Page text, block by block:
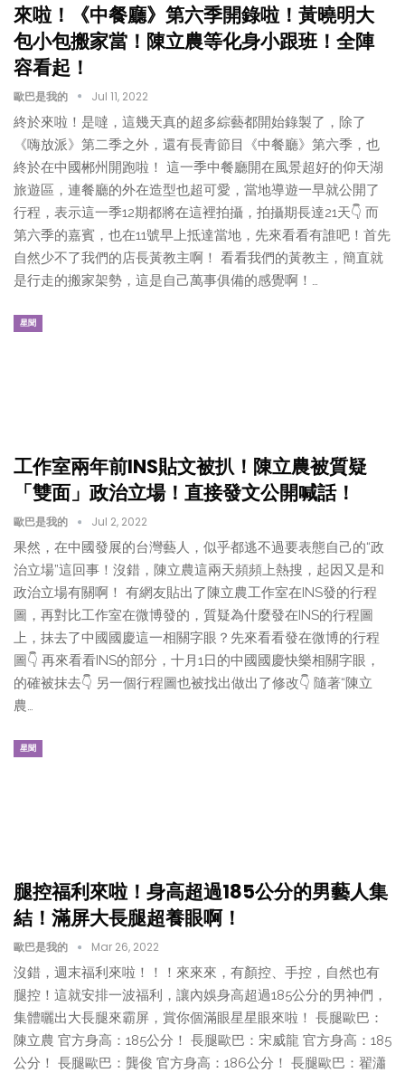
來啦！《中餐廳》第六季開錄啦！黃曉明大
包小包搬家當！陳立農等化身小跟班！全陣
容看起！
歐巴是我的 Jul 11, 2022
終於來啦！是噠，這幾天真的超多綜藝都開始錄製了，除了
《嗨放派》第二季之外，還有長青節目《中餐廳》第六季，也
終於在中國郴州開跑啦！ 這一季中餐廳開在風景超好的仰天湖
旅遊區，連餐廳的外在造型也超可愛，當地導遊一早就公開了
行程，表示這一季12期都將在這裡拍攝，拍攝期長達21天👇 而
第六季的嘉賓，也在11號早上抵達當地，先來看看有誰吧！首先
自然少不了我們的店長黃教主啊！ 看看我們的黃教主，簡直就
是行走的搬家架勢，這是自己萬事俱備的感覺啊！…
星聞
工作室兩年前INS貼文被扒！陳立農被質疑
「雙面」政治立場！直接發文公開喊話！
歐巴是我的 Jul 2, 2022
果然，在中國發展的台灣藝人，似乎都逃不過要表態自己的“政
治立場”這回事！沒錯，陳立農這兩天頻頻上熱搜，起因又是和
政治立場有關啊！ 有網友貼出了陳立農工作室在INS發的行程
圖，再對比工作室在微博發的，質疑為什麼發在INS的行程圖
上，抹去了中國國慶這一相關字眼？先來看看發在微博的行程
圖👇 再來看看INS的部分，十月1日的中國國慶快樂相關字眼，
的確被抹去👇 另一個行程圖也被找出做出了修改👇 隨著“陳立
農…
星聞
腿控福利來啦！身高超過185公分的男藝人集
結！滿屏大長腿超養眼啊！
歐巴是我的 Mar 26, 2022
沒錯，週末福利來啦！！！來來來，有顏控、手控，自然也有
腿控！這就安排一波福利，讓內娛身高超過185公分的男神們，
集體曬出大長腿來霸屏，賞你個滿眼星星眼來啦！ 長腿歐巴：
陳立農 官方身高：185公分！ 長腿歐巴：宋威龍 官方身高：185
公分！ 長腿歐巴：龔俊 官方身高：186公分！ 長腿歐巴：翟瀟